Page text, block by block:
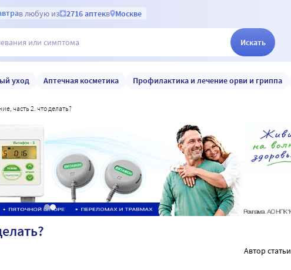
в любую из 2716 аптекв Москве
Искать
уход Аптечная косметика Профилактика и лечение орви и гриппа
часть 2. что делать?
Автор статьи